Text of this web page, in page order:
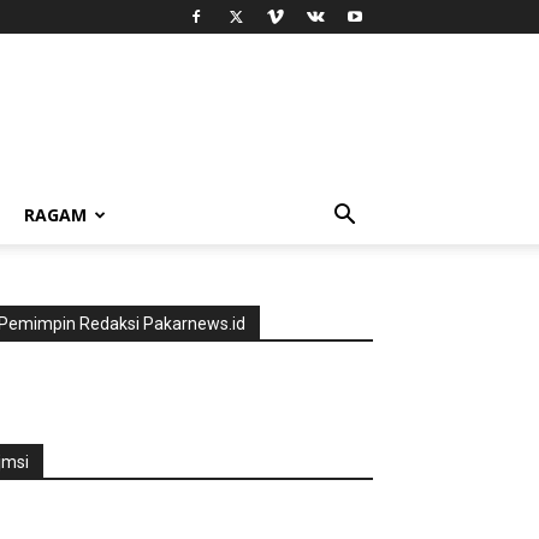
RAGAM
Pemimpin Redaksi Pakarnews.id